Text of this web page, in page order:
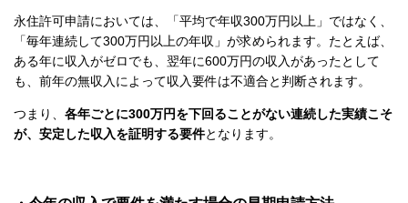
永住許可申請においては、「平均で年収300万円以上」ではなく、
「毎年連続して300万円以上の年収」が求められます。たとえば、
ある年に収入がゼロでも、翌年に600万円の収入があったとして
も、前年の無収入によって収入要件は不適合と判断されます。
つまり、 各年ごとに300万円を下回ることがない連続した実績こそ
が、安定した収入を証明する要件となります。